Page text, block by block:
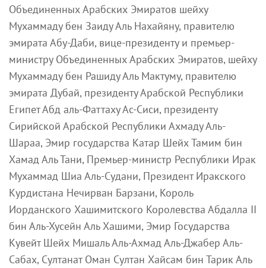
Объединенных Арабских Эмиратов шейху
Мухаммаду бен Заиду Аль Нахайяну, правителю
эмирата Абу-Даби, вице-президенту и премьер-
министру Объединенных Арабских Эмиратов, шейху
Мухаммаду бен Рашиду Аль Мактуму, правителю
эмирата Дубай, президенту Арабской Республики
Египет Абд аль-Фаттаху Ас-Сиси, президенту
Сирийской Арабской Республики Ахмаду Аль-
Шараа, Эмир государства Катар Шейх Тамим бин
Хамад Аль Тани, Премьер-министр Республики Ирак
Мухаммад Шиа Аль-Судани, Президент Иракского
Курдистана Нечирван Барзани, Король
Иорданского Хашимитского Королевства Абдалла II
бин Аль-Хусейн Аль Хашими, Эмир Государства
Кувейт Шейх Мишаль Аль-Ахмад Аль-Джабер Аль-
Сабах, Султанат Оман Султан Хайсам бин Тарик Аль